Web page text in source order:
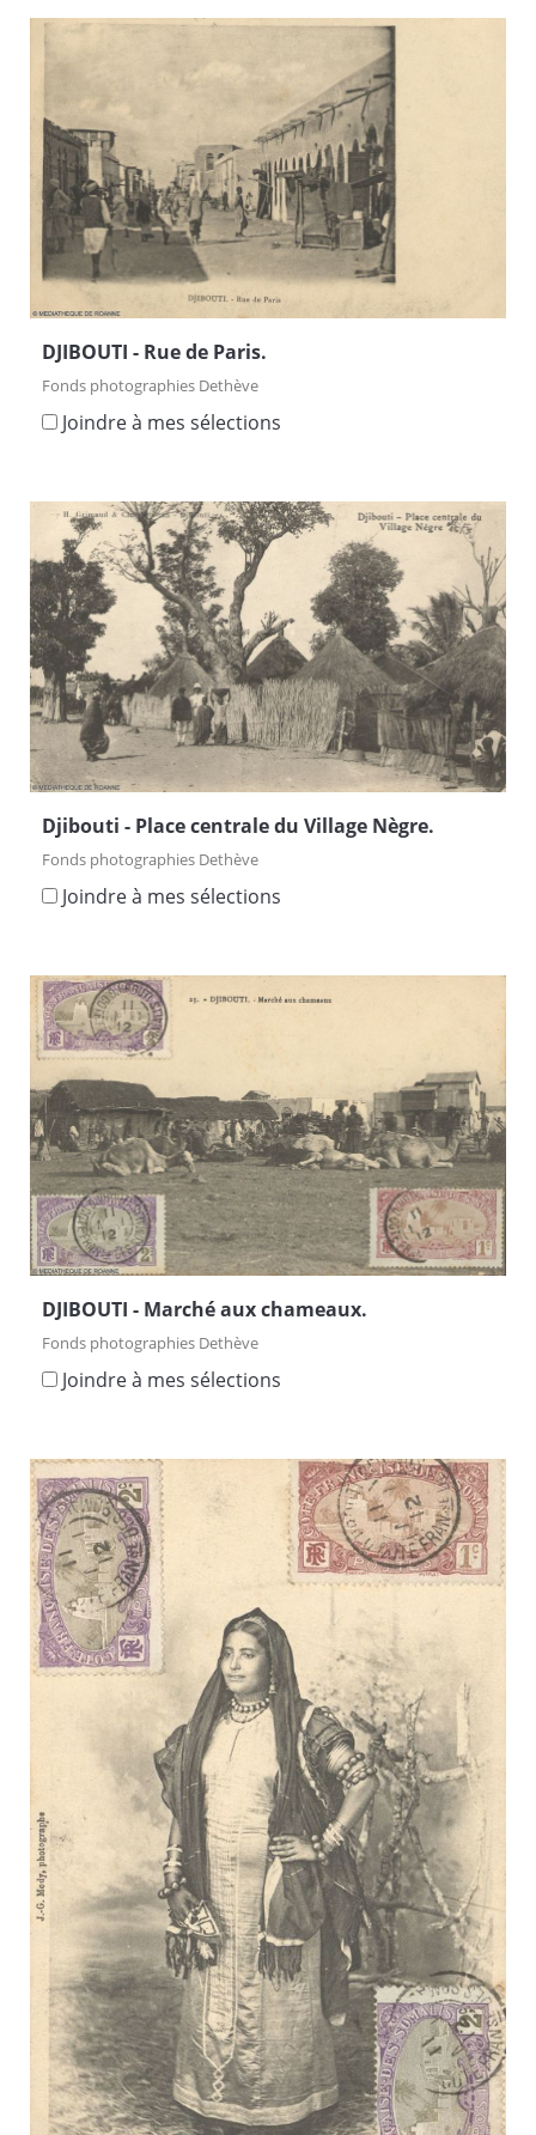
DJIBOUTI - Rue de Paris.
Fonds photographies Dethève
Joindre à mes sélections
Djibouti - Place centrale du Village Nègre.
Fonds photographies Dethève
Joindre à mes sélections
DJIBOUTI - Marché aux chameaux.
Fonds photographies Dethève
Joindre à mes sélections